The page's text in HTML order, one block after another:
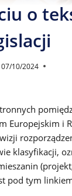
o
07/10/2024
Europejskim i
klasyfikacji,
pod tym